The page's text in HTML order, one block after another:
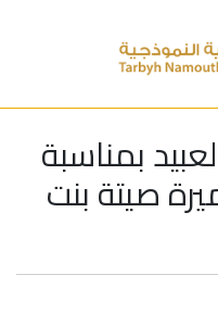
بمناسبة
صيتة بنت